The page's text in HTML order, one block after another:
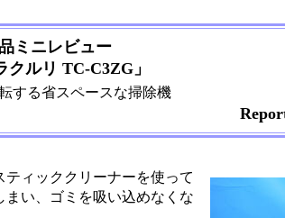
ミニレビュー
クルリ TC-C3ZG」
する省スペースな掃除機
ィッククリーナーを使って
い、ゴミを吸い込めなくな